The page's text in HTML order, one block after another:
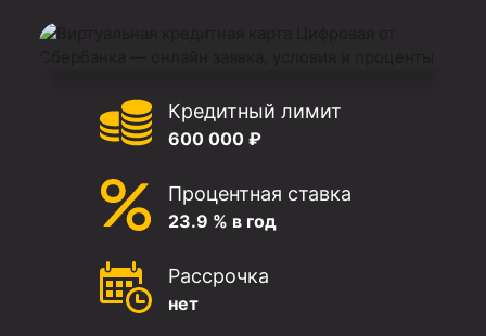
Кредитный лимит
600 000 ₽
Процентная ставка
23.9 % в год
Рассрочка
нет